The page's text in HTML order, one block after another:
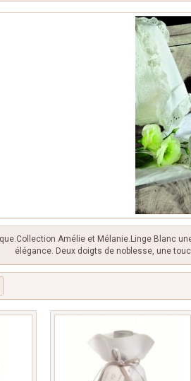
Amélie et Mélanie.Linge Blanc
élégance. Deux doigts de noblesse, une